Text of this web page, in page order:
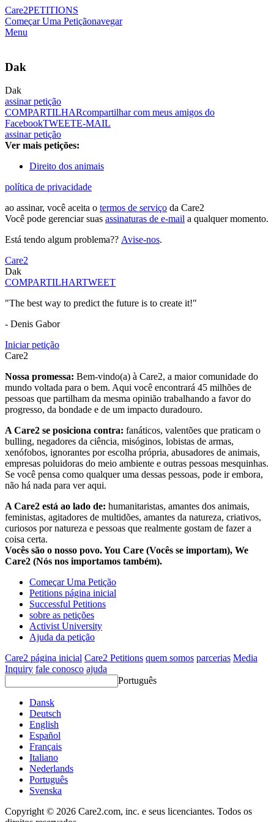
Care2PETITIONS
Começar Uma Petiçãonavegar
Menu
Dak
Dak
assinar petição
COMPARTILHARcompartilhar com meus amigos do
FacebookTWEETE-MAIL
assinar petição
Ver mais petições:
Direito dos animais
política de privacidade
ao assinar, você aceita o termos de serviço da Care2
Você pode gerenciar suas assinaturas de e-mail a qualquer momento.
Está tendo algum problema?? Avise-nos.
Care2
Dak
COMPARTILHARTWEET
"The best way to predict the future is to create it!"
- Denis Gabor
Iniciar petição
Care2
Nossa promessa: Bem-vindo(a) à Care2, a maior comunidade do
mundo voltada para o bem. Aqui você encontrará 45 milhões de
pessoas que partilham da mesma opinião trabalhando a favor do
progresso, da bondade e de um impacto duradouro.
A Care2 se posiciona contra: fanáticos, valentões que praticam o
bulling, negadores da ciência, misóginos, lobistas de armas,
xenófobos, ignorantes por escolha própria, abusadores de animais,
empresas poluidoras do meio ambiente e outras pessoas mesquinhas.
Se você pensa como qualquer uma dessas pessoas, pode ir embora,
não há nada para ver aqui.
A Care2 está ao lado de: humanitaristas, amantes dos animais,
feministas, agitadores de multidões, amantes da natureza, criativos,
curiosos por natureza e pessoas que realmente gostam de fazer a
coisa certa.
Vocês são o nosso povo. You Care (Vocês se importam), We
Care2 (Nós nos importamos também).
Começar Uma Petição
Petitions página inicial
Successful Petitions
sobre as petições
Activist University
Ajuda da petição
Care2 página inicial Care2 Petitions quem somos parcerias Media
Inquiry fale conosco ajuda
Português
Dansk
Deutsch
English
Español
Français
Italiano
Nederlands
Português
Svenska
Copyright © 2026 Care2.com, inc. e seus licenciantes. Todos os